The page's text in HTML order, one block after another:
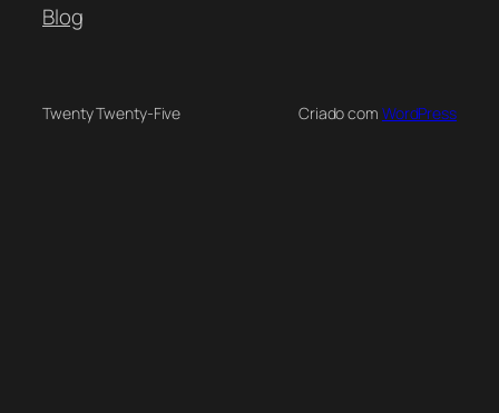
Blog
Twenty Twenty-Five Criado com WordPress